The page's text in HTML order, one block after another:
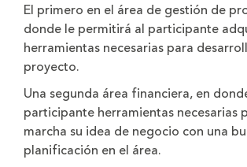
El primero en el área de gestión de
donde le permitirá al participante
herramientas necesarias para
proyecto.
Una segunda área financiera, en
participante herramientas necesarias
marcha su idea de negocio con una
planificación en el área.